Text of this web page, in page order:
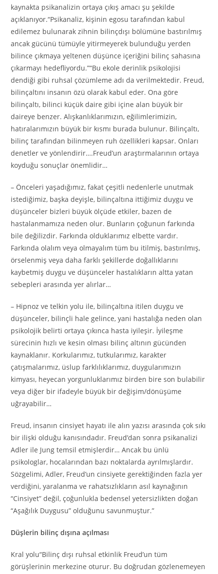
kaynakta psikanalizin ortaya çıkış amacı şu şekilde
açıklanıyor.“Psikanaliz, kişinin egosu tarafından kabul
edilemez bulunarak zihnin bilinçdışı bölümüne bastırılmış
ancak gücünü tümüyle yitirmeyerek bulunduğu yerden
bilince çıkmaya yeltenen düşünce içeriğini bilinç sahasına
çıkarmayı hedefliyordu.”“Bu ekole derinlik psikolojisi
dendiği gibi ruhsal çözümleme adı da verilmektedir. Freud,
bilinçaltını insanın özü olarak kabul eder. Ona göre
bilinçaltı, bilinci küçük daire gibi içine alan büyük bir
daireye benzer. Alışkanlıklarımızın, eğilimlerimizin,
hatıralarımızın büyük bir kısmı burada bulunur. Bilinçaltı,
bilinç tarafından bilinmeyen ruh özellikleri kapsar. Onları
denetler ve yönlendirir….Freud’un araştırmalarının ortaya
koyduğu sonuçlar önemlidir…
– Önceleri yaşadığımız, fakat çeşitli nedenlerle unutmak
istediğimiz, başka deyişle, bilinçaltına ittiğimiz duygu ve
düşünceler bizleri büyük ölçüde etkiler, bazen de
hastalanmamıza neden olur. Bunların çoğunun farkında
bile değilizdir. Farkında olduklarımız elbette vardır.
Farkında olalım veya olmayalım tüm bu itilmiş, bastırılmış,
örselenmiş veya daha farklı şekillerde doğallıklarını
kaybetmiş duygu ve düşünceler hastalıkların altta yatan
sebepleri arasında yer alırlar…
– Hipnoz ve telkin yolu ile, bilinçaltına itilen duygu ve
düşünceler, bilinçli hale gelince, yani hastalığa neden olan
psikolojik belirti ortaya çıkınca hasta iyileşir. İyileşme
sürecinin hızlı ve kesin olması bilinç altının gücünden
kaynaklanır. Korkularımız, tutkularımız, karakter
çatışmalarımız, üslup farklılıklarımız, duygularımızın
kimyası, heyecan yorgunluklarımız birden bire son bulabilir
veya diğer bir ifadeyle büyük bir değişim/dönüşüme
uğrayabilir…
Freud, insanın cinsiyet hayatı ile alın yazısı arasında çok sıkı
bir ilişki olduğu kanısındadır. Freud’dan sonra psikanalizi
Adler ile Jung temsil etmişlerdir… Ancak bu ünlü
psikologlar, hocalarından bazı noktalarda ayrılmışlardır.
Sözgelimi, Adler, Freud’un cinsiyete gerektiğinden fazla yer
verdiğini, yaralanma ve rahatsızlıkların asıl kaynağının
“Cinsiyet” değil, çoğunlukla bedensel yetersizlikten doğan
“Aşağılık Duygusu” olduğunu savunmuştur.”
Düşlerin bilinç dışına açılması
Kral yolu“Bilinç dışı ruhsal etkinlik Freud’un tüm
görüşlerinin merkezine oturur. Bu doğrudan gözlenemeyen